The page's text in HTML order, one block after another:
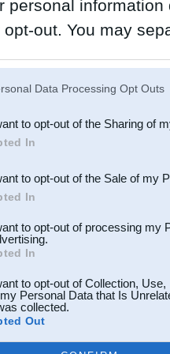
personal
opt-out. You may
Participants
parties.
Data Processing Opt Outs
to opt-out of the Sharing of
In
to opt-out of the Sale of my
In
to opt-out of processing my
In
to opt-out of Collection,
Personal Data that Is
collected.
Out